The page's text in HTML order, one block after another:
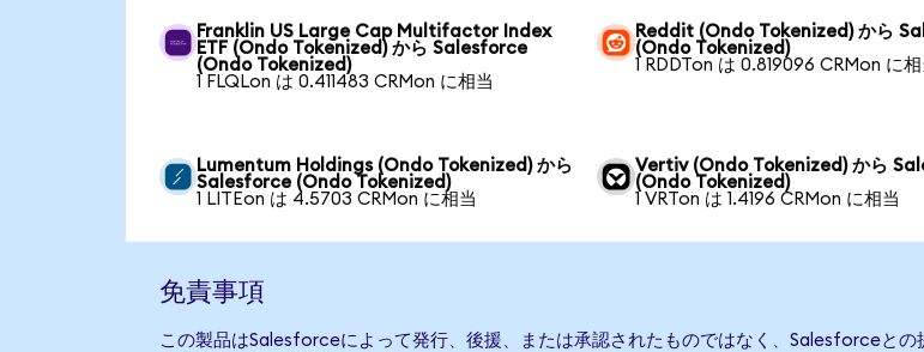
Franklin US Large Cap Multifactor Index
ETF (Ondo Tokenized) から Salesforce
(Ondo Tokenized)
1 FLQLon は 0.411483 CRMon に相当
Reddit (Ondo Tokenized) から
(Ondo Tokenized)
1 RDDTon は 0.819096 CRMon に相
Lumentum Holdings (Ondo Tokenized) から
Salesforce (Ondo Tokenized)
1 LITEon は 4.5703 CRMon に相当
Vertiv (Ondo Tokenized) から
(Ondo Tokenized)
1 VRTon は 1.4196 CRMon に相当
免責事項
この製品はSalesforceによって発行、後援、または承認されたものではなく、Salesforceと